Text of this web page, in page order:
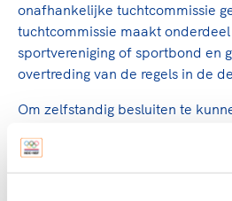
onafhankelijke tuchtcommissie
tuchtcommissie maakt
sportvereniging of sportbond en
overtreding van de regels in de
Om zelfstandig besluiten te